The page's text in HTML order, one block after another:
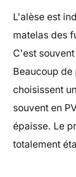
L'alèse est
matelas des
C'est
Beaucoup
choisissent
souvent en
épaisse. Le
totalement